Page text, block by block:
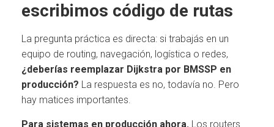
escribimos código de rutas
La pregunta práctica es directa: si trabajás en un
equipo de routing, navegación, logística o redes,
¿deberías reemplazar Dijkstra por BMSSP en
producción? La respuesta es no, todavía no. Pero
hay matices importantes.
Para sistemas en producción ahora. Los routers